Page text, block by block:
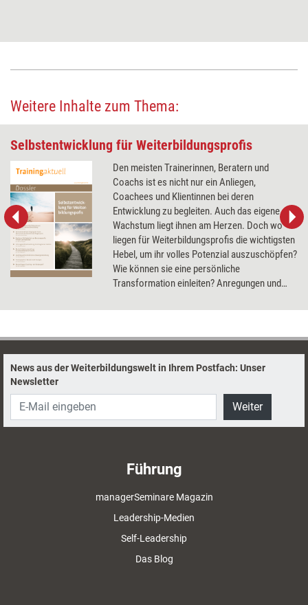
Weitere Inhalte zum Thema:
Selbstentwicklung für Weiterbildungsprofis
Den meisten Trainerinnen, Beratern und
Coachs ist es nicht nur ein Anliegen,
Coachees und Klientinnen bei deren
Entwicklung zu begleiten. Auch das eigene
Wachstum liegt ihnen am Herzen. Doch wo
liegen für Weiterbildungsprofis die wichtigsten
Hebel, um ihr volles Potenzial auszuschöpfen?
Wie können sie eine persönliche
Transformation einleiten? Anregungen und
News aus der Weiterbildungswelt in Ihrem Postfach: Unser
Newsletter
Weiter
Führung
managerSeminare Magazin
Leadership-Medien
Self-Leadership
Das Blog